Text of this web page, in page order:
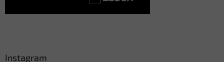
Instagram